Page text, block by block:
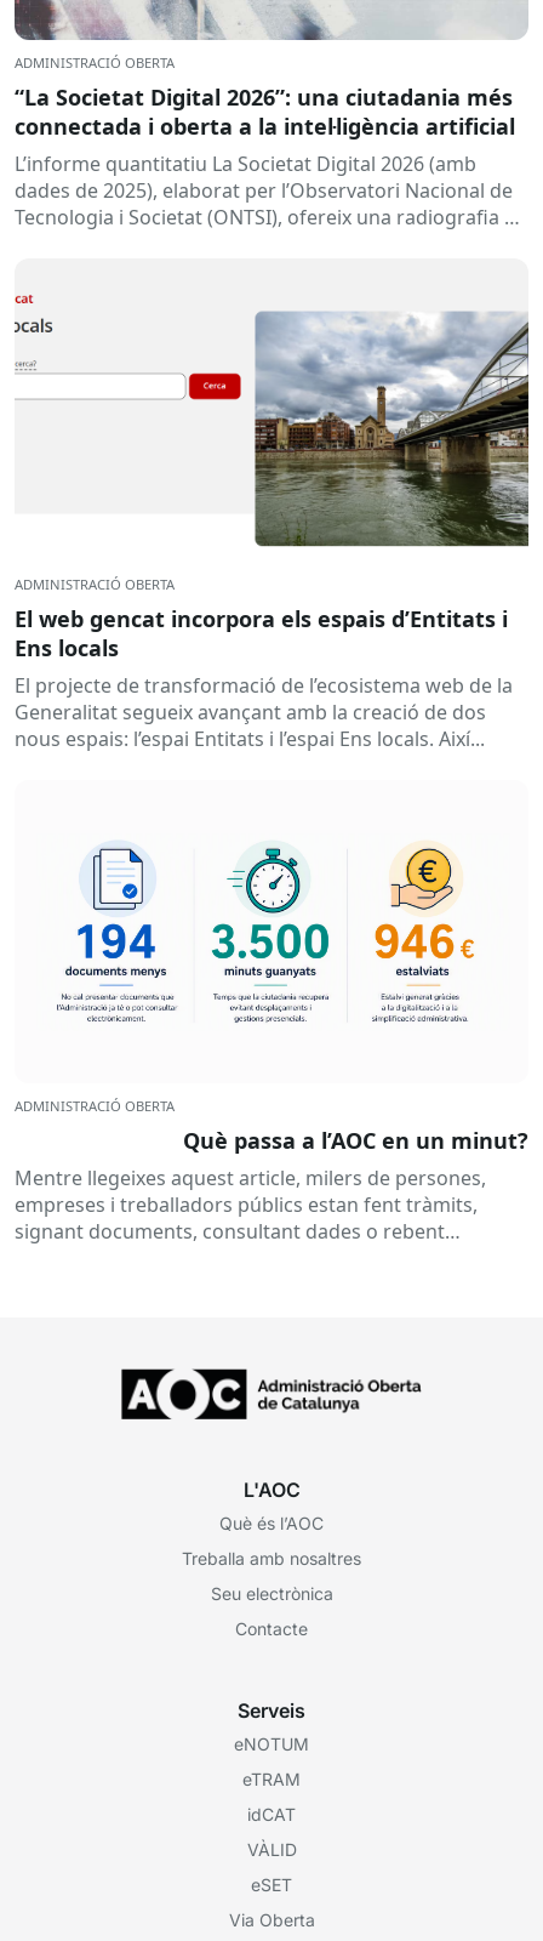
ADMINISTRACIÓ OBERTA
“La Societat Digital 2026”: una ciutadania més
connectada i oberta a la intel·ligència artificial
L’informe quantitatiu La Societat Digital 2026 (amb
dades de 2025), elaborat per l’Observatori Nacional de
Tecnologia i Societat (ONTSI), ofereix una radiografia de
ADMINISTRACIÓ OBERTA
El web gencat incorpora els espais d’Entitats i
Ens locals
El projecte de transformació de l’ecosistema web de la
Generalitat segueix avançant amb la creació de dos
nous espais: l’espai Entitats i l’espai Ens locals. Així...
ADMINISTRACIÓ OBERTA
Què passa a l’AOC en un minut?
Mentre llegeixes aquest article, milers de persones,
empreses i treballadors públics estan fent tràmits,
signant documents, consultant dades o rebent
L'AOC
Què és l’AOC
Treballa amb nosaltres
Seu electrònica
Contacte
Serveis
eNOTUM
eTRAM
idCAT
VÀLID
eSET
Via Oberta